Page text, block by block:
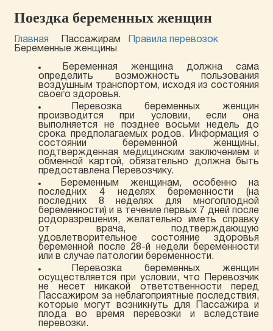
Поездка беременных женщин
Главная Пассажирам
Правила перевозок
Беременные женщины
Беременная женщина должна сама
определить возможность пользования
воздушным транспортом, исходя из состояния
своего здоровья.
Перевозка беременных женщин
производится при условии, если она
выполняется не позднее восьми недель до
срока предполагаемых родов. Информация о
состоянии беременной женщины,
подтвержденная медицинским заключением и
обменной картой, обязательно должна быть
предоставлена Перевозчику.
Беременным женщинам, особенно на
последних 4 неделях беременности (на
последних 8 неделях для многоплодной
беременности) и в течение первых 7 дней после
родоразрешения, желательно иметь справку
от врача, подтверждающую
удовлетворительное состояние здоровья
беременной после 28-й недели беременности
или в случае патологии беременности.
Перевозка беременных женщин
осуществляется при условии, что Перевозчик
не несет никакой ответственности перед
Пассажиром за неблагоприятные последствия,
которые могут возникнуть для Пассажира и
плода во время перевозки и вследствие
перевозки.